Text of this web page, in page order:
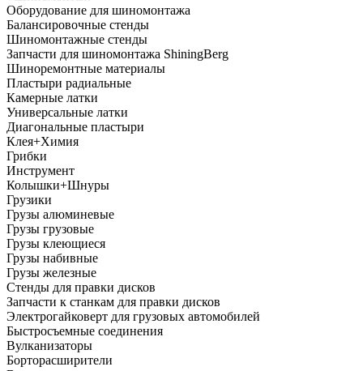
Оборудование для шиномонтажа
Балансировочные стенды
Шиномонтажные стенды
Запчасти для шиномонтажа ShiningBerg
Шиноремонтные материалы
Пластыри радиальные
Камерные латки
Универсальные латки
Диагональные пластыри
Клея+Химия
Грибки
Инструмент
Колышки+Шнуры
Грузики
Грузы алюминевые
Грузы грузовые
Грузы клеющиеся
Грузы набивные
Грузы железные
Стенды для правки дисков
Запчасти к станкам для правки дисков
Электрогайковерт для грузовых автомобилей
Быстросъемные соединения
Вулканизаторы
Борторасширители